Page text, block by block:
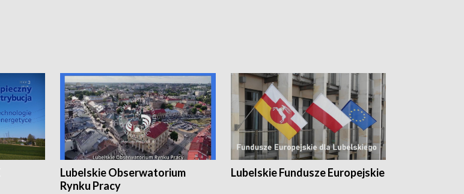
Lubelskie Obserwatorium
Rynku Pracy
Lubelskie Fundusze Europejskie